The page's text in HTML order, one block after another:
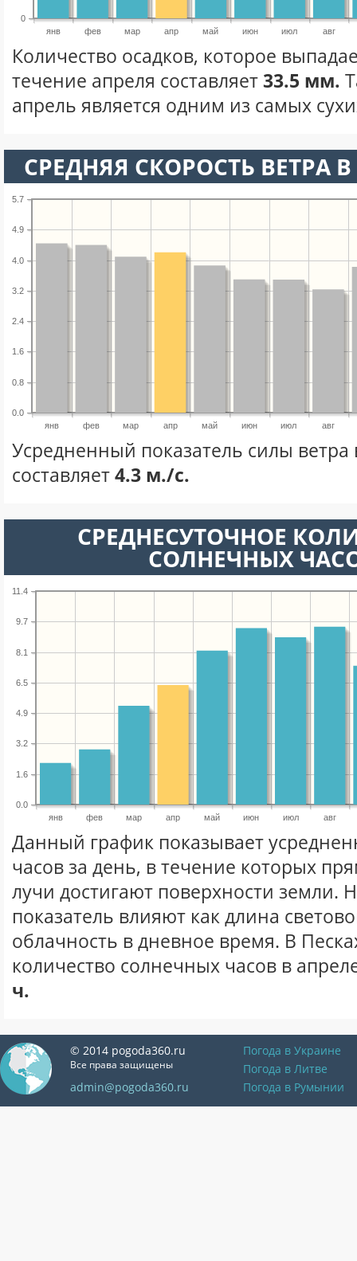
янв фев мар апр май июн июл авг
0
Количество осадков, которое
течение апреля составляет33.5 мм.
апрель является одним из самых
СРЕДНЯЯ СКОРОСТЬ ВЕТРА
янв фев мар апр май июн июл авг
0.0
0.8
1.6
2.4
3.2
4.0
4.9
5.7
Усредненный показатель силы ветра
составляет4.3 м./с.
СРЕДНЕСУТОЧНОЕ
СОЛНЕЧНЫХ
янв фев мар апр май июн июл авг
0.0
1.6
3.2
4.9
6.5
8.1
9.7
11.4
Данный график показывает
часов за день, в течение которых
лучи достигают поверхности земли.
показатель влияют как длина
облачность в дневное время. В
количество солнечных часов в
ч.
© 2014 pogoda360.ru
Все права защищены
admin@pogoda360.ru
Погода в Украине
Погода в Литве
Погода в Румынии